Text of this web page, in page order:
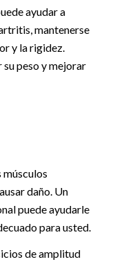
ayudar a
mantenerse
y la rigidez.
peso y mejorar
daño. Un
puede ayudarle
para usted.
de amplitud